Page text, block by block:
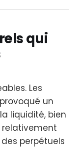
qui
Les
un
liquidité, bien
relativement
perpétuels